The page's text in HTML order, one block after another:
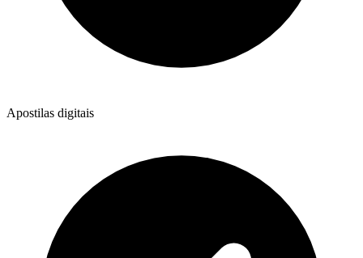
Apostilas digitais